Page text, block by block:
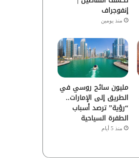
إنفوجراف
منذ يومين
مليون سائح روسي في
الطريق إلى الإمارات..
“رؤية” ترصد أسباب
الطفرة السياحية
منذ 5 أيام